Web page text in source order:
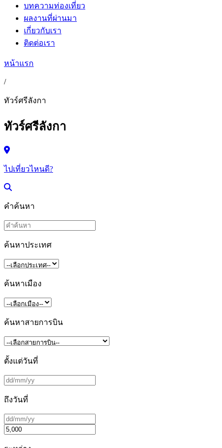
บทความท่องเที่ยว
ผลงานที่ผ่านมา
เกี่ยวกับเรา
ติดต่อเรา
หน้าแรก
/
ทัวร์ศรีลังกา
ทัวร์ศรีลังกา
ไปเที่ยวไหนดี?
คำค้นหา
ค้นหาประเทศ
ค้นหาเมือง
ค้นหาสายการบิน
ตั้งแต่วันที่
ถึงวันที่